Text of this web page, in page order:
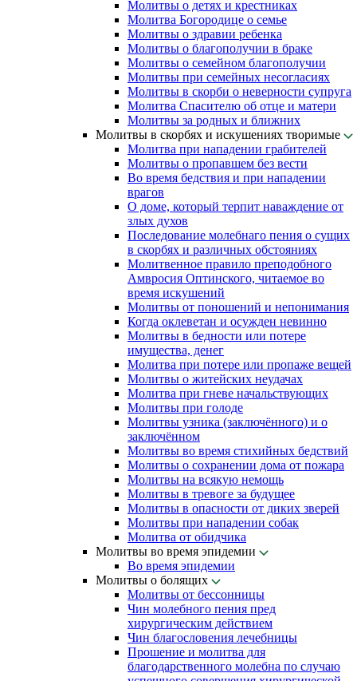
Молитвы о детях и крестниках
Молитва Богородице о семье
Молитвы о здравии ребенка
Молитвы о благополучии в браке
Молитвы о семейном благополучии
Молитвы при семейных несогласиях
Молитвы в скорби о неверности супруга
Молитва Спасителю об отце и матери
Молитвы за родных и ближних
Молитвы в скорбях и искушениях творимые
Молитва при нападении грабителей
Молитвы о пропавшем без вести
Во время бедствия и при нападении
врагов
О доме, который терпит наваждение от
злых духов
Последование молебнаго пения о сущих
в скорбях и различных обстояниях
Молитвенное правило преподобного
Амвросия Оптинского, читаемое во
время искушений
Молитвы от поношений и непонимания
Когда оклеветан и осужден невинно
Молитвы в бедности или потере
имущества, денег
Молитва при потере или пропаже вещей
Молитвы о житейских неудачах
Молитва при гневе начальствующих
Молитвы при голоде
Молитвы узника (заключённого) и о
заключённом
Молитвы во время стихийных бедствий
Молитвы о сохранении дома от пожара
Молитвы на всякую немощь
Молитвы в тревоге за будущее
Молитвы в опасности от диких зверей
Молитвы при нападении собак
Молитва от обидчика
Молитвы во время эпидемии
Во время эпидемии
Молитвы о болящих
Молитвы от бессонницы
Чин молебного пения пред
хирургическим действием
Чин благословения лечебницы
Прошение и молитва для
благодарственного молебна по случаю